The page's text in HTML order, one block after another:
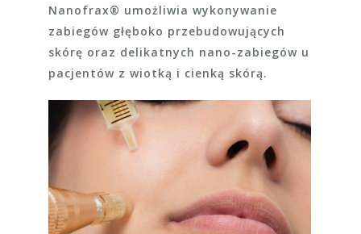
Nanofrax® umożliwia wykonywanie
zabiegów głęboko przebudowujących
skórę oraz delikatnych nano-zabiegów u
pacjentów z wiotką i cienką skórą.